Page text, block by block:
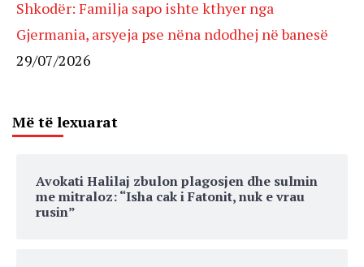
Shkodër: Familja sapo ishte kthyer nga
Gjermania, arsyeja pse nëna ndodhej në banesë
29/07/2026
Më të lexuarat
Avokati Halilaj zbulon plagosjen dhe sulmin
me mitraloz: “Isha cak i Fatonit, nuk e vrau
rusin”